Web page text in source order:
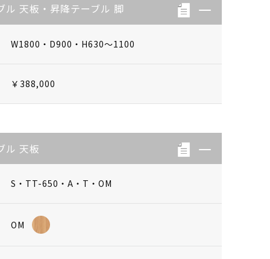
ル 天板・昇降テーブル 脚
W1800・D900・H630～1100
￥388,000
ル 天板
S・TT-650・A・T・OM
OM